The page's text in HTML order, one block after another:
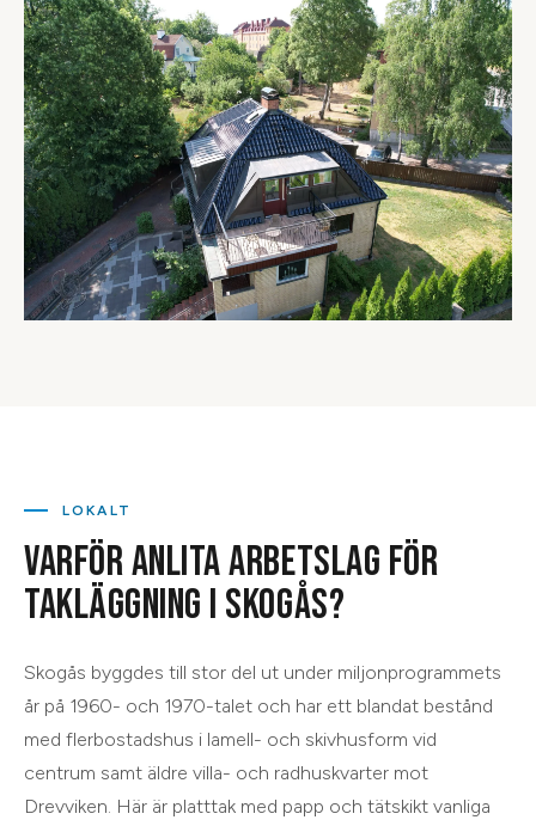
LOKALT
VARFÖR ANLITA ARBETSLAG FÖR
TAKLÄGGNING I SKOGÅS?
Skogås byggdes till stor del ut under miljonprogrammets
år på 1960- och 1970-talet och har ett blandat bestånd
med flerbostadshus i lamell- och skivhusform vid
centrum samt äldre villa- och radhuskvarter mot
Drevviken. Här är platttak med papp och tätskikt vanliga